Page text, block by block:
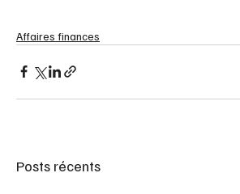
Affaires finances
Posts récents